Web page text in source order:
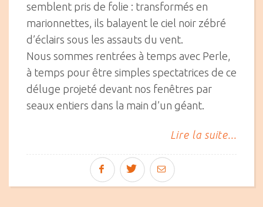
semblent pris de folie : transformés en
marionnettes, ils balayent le ciel noir zébré
d’éclairs sous les assauts du vent.
Nous sommes rentrées à temps avec Perle,
à temps pour être simples spectatrices de ce
déluge projeté devant nos fenêtres par
seaux entiers dans la main d’un géant.
Lire la suite...